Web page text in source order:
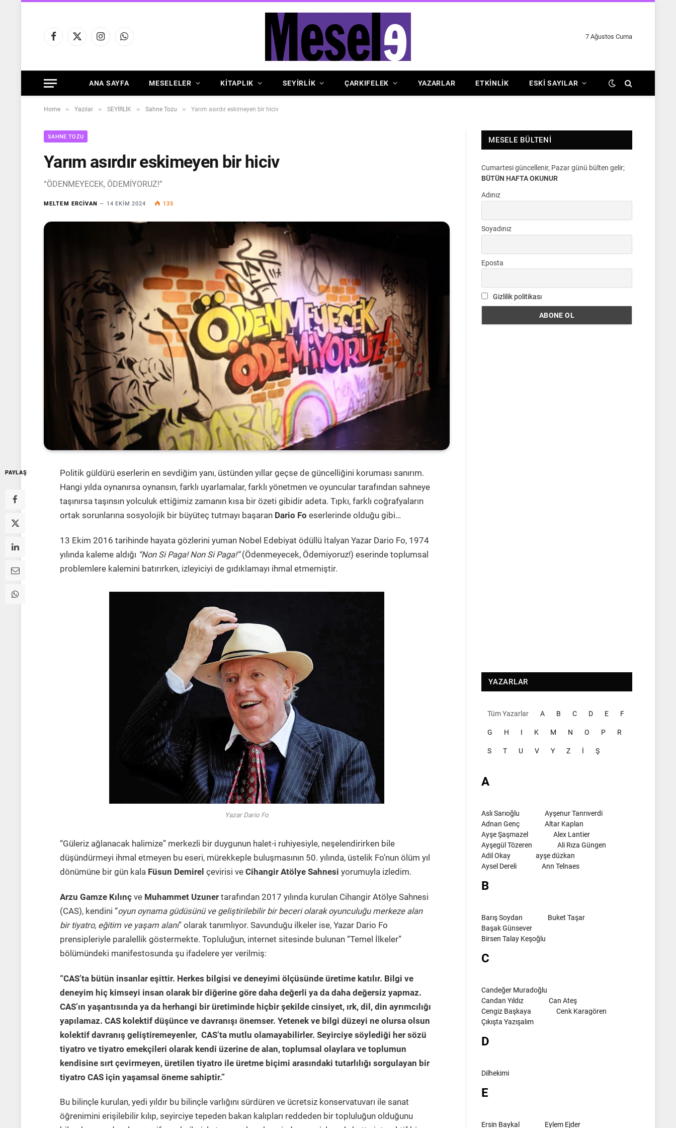
Facebook
X
InstagramWhatsApp
7 Ağustos Cuma
ANA SAYFA MESELELER KİTAPLIK SEYİRLİK ÇARKIFELEK YAZARLAR ETKINLIK ESKI SAYILAR
Home » Yazılar » SEYİRLİK » Sahne Tozu » Yarım asırdır eskimeyen bir hiciv
SAHNE TOZU
Yarım asırdır eskimeyen bir hiciv
“ÖDENMEYECEK, ÖDEMİYORUZ!”
MELTEM ERCIVAN 14 EKIM 2024 135
PAYLAŞ
Politik güldürü eserlerin en sevdiğim yanı, üstünden yıllar geçse de güncelliğini koruması sanırım.
Hangi yılda oynanırsa oynansın, farklı uyarlamalar, farklı yönetmen ve oyuncular tarafından sahneye
taşınırsa taşınsın yolculuk ettiğimiz zamanın kısa bir özeti gibidir adeta. Tıpkı, farklı coğrafyaların
ortak sorunlarına sosyolojik bir büyüteç tutmayı başaran Dario Fo eserlerinde olduğu gibi…
13 Ekim 2016 tarihinde hayata gözlerini yuman Nobel Edebiyat ödüllü İtalyan Yazar Dario Fo, 1974
yılında kaleme aldığı “Non Si Paga! Non Si Paga!”(Ödenmeyecek, Ödemiyoruz!) eserinde toplumsal
problemlere kalemini batırırken, izleyiciyi de gıdıklamayı ihmal etmemiştir.
Yazar Dario Fo
“Güleriz ağlanacak halimize” merkezli bir duygunun halet-i ruhiyesiyle, neşelendirirken bile
düşündürmeyi ihmal etmeyen bu eseri, mürekkeple buluşmasının 50. yılında, üstelik Fo’nun ölüm yıl
dönümüne bir gün kala Füsun Demirel çevirisi ve Cihangir Atölye Sahnesi yorumuyla izledim.
Arzu Gamze Kılınçve Muhammet Uzunertarafından 2017 yılında kurulan Cihangir Atölye Sahnesi
(CAS), kendini “oyun oynama güdüsünü ve geliştirilebilir bir beceri olarak oyunculuğu merkeze alan
bir tiyatro, eğitim ve yaşam alanı” olarak tanımlıyor. Savunduğu ilkeler ise, Yazar Dario Fo
prensipleriyle paralellik göstermekte. Topluluğun, internet sitesinde bulunan “Temel İlkeler”
bölümündeki manifestosunda şu ifadelere yer verilmiş:
“CAS’ta bütün insanlar eşittir. Herkes bilgisi ve deneyimi ölçüsünde üretime katılır. Bilgi ve
deneyim hiç kimseyi insan olarak bir diğerine göre daha değerli ya da daha değersiz yapmaz.
CAS’ın yaşantısında ya da herhangi bir üretiminde hiçbir şekilde cinsiyet, ırk, dil, din ayrımcılığı
yapılamaz. CAS kolektif düşünce ve davranışı önemser. Yetenek ve bilgi düzeyi ne olursa olsun
kolektif davranış geliştiremeyenler, CAS’ta mutlu olamayabilirler. Seyirciye söylediği her sözü
tiyatro ve tiyatro emekçileri olarak kendi üzerine de alan, toplumsal olaylara ve toplumun
kendisine sırt çevirmeyen, üretilen tiyatro ile üretme biçimi arasındaki tutarlılığı sorgulayan bir
tiyatro CAS için yaşamsal öneme sahiptir.”
Bu bilinçle kurulan, yedi yıldır bu bilinçle varlığını sürdüren ve ücretsiz konservatuvarı ile sanat
öğrenimini erişilebilir kılıp, seyirciye tepeden bakan kalıpları reddeden bir topluluğun olduğunu
MESELE BÜLTENI
Cumartesi güncellenir, Pazar günü bülten gelir;
BÜTÜN HAFTA OKUNUR
Adınız
Soyadınız
Eposta
Gizlilik politikası
YAZARLAR
Tüm Yazarlar A B C D E F
G H I K M N O P R
S T U V Y Z İ Ş
A
Aslı Sarıoğlu
Ayşenur Tanrıverdi
Adnan Genç
Altar Kaplan
Ayşe Şaşmazel
Alex Lantier
Ayşegül Tözeren
Ali Rıza Güngen
Adil Okay
ayşe düzkan
Aysel Dereli
Ann Telnaes
B
Barış Soydan
Buket Taşar
Başak Günsever
Birsen Talay Keşoğlu
C
Candeğer Muradoğlu
Candan Yıldız
Can Ateş
Cengiz Başkaya
Cenk Karagören
Çıkışta Yazışalım
D
Dilhekimi
E
Ersin Baykal Eylem Ejder